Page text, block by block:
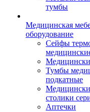
тумбы
Медицинская
оборудование
Сейфы
Тумбы
подкатные
столики
Аптечки